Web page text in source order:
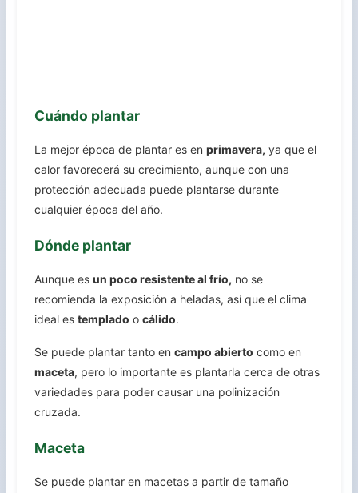
Cuándo plantar
La mejor época de plantar es en primavera, ya que el
calor favorecerá su crecimiento, aunque con una
protección adecuada puede plantarse durante
cualquier época del año.
Dónde plantar
Aunque es un poco resistente al frío, no se
recomienda la exposición a heladas, así que el clima
ideal es templado o cálido.
Se puede plantar tanto en campo abierto como en
maceta, pero lo importante es plantarla cerca de otras
variedades para poder causar una polinización
cruzada.
Maceta
Se puede plantar en macetas a partir de tamaño